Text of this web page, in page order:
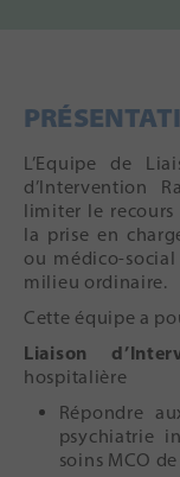
L’Equipe de
d’Intervention
limiter le
la prise en
ou médico-
milieu ordinaire.
Cette équipe a
Liaison
hospitalière
Répondre
psychiatrie
soins MCO